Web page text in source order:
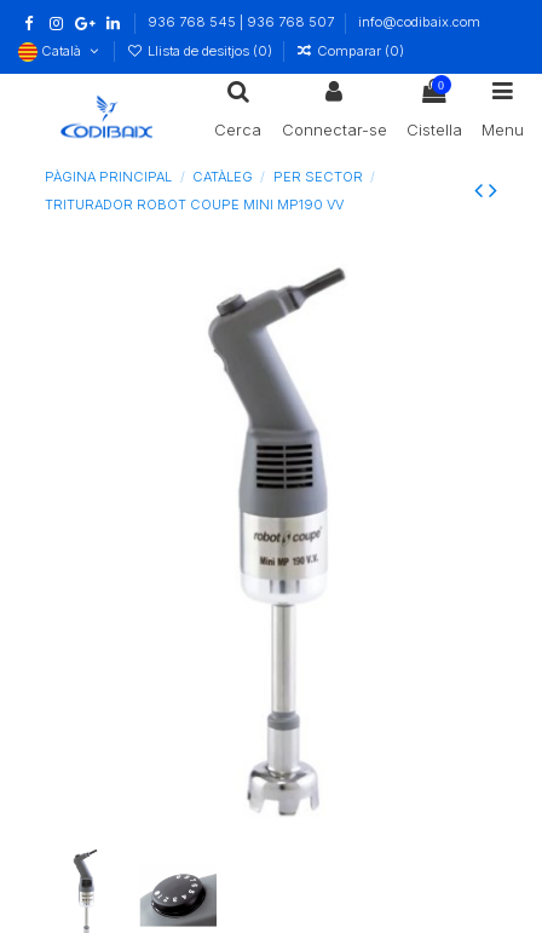
936 768 545 | 936 768 507
info@codibaix.com
Català
Llista de desitjos (0) Comparar (0)
Cerca Connectar-se
0
Cistella Menu
PÀGINA PRINCIPAL CATÀLEG
PER SECTOR
TRITURADOR ROBOT COUPE MINI MP190 VV